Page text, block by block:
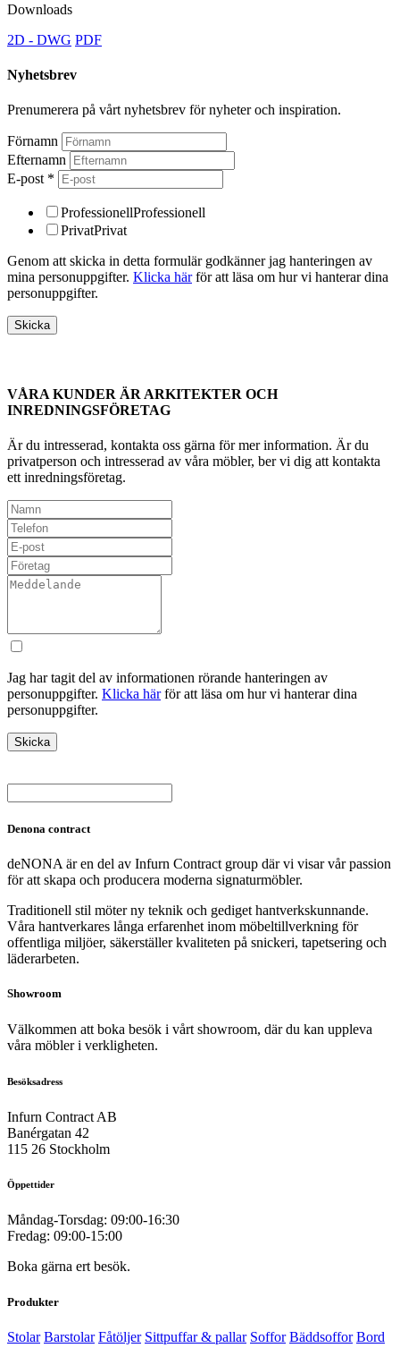
Downloads
2D - DWG PDF
Nyhetsbrev
Prenumerera på vårt nyhetsbrev för nyheter och inspiration.
Förnamn
Efternamn
E-post *
ProfessionellProfessionell
PrivatPrivat
Genom att skicka in detta formulär godkänner jag hanteringen av
mina personuppgifter. Klicka härför att läsa om hur vi hanterar dina
personuppgifter.
VÅRA KUNDER ÄR ARKITEKTER OCH
INREDNINGSFÖRETAG
Är du intresserad, kontakta oss gärna för mer information. Är du
privatperson och intresserad av våra möbler, ber vi dig att kontakta
ett inredningsföretag.
Jag har tagit del av informationen rörande hanteringen av
personuppgifter. Klicka härför att läsa om hur vi hanterar dina
personuppgifter.
Denona contract
deNONA är en del av Infurn Contract group där vi visar vår passion
för att skapa och producera moderna signaturmöbler.
Traditionell stil möter ny teknik och gediget hantverkskunnande.
Våra hantverkares långa erfarenhet inom möbeltillverkning för
offentliga miljöer, säkerställer kvaliteten på snickeri, tapetsering och
läderarbeten.
Showroom
Välkommen att boka besök i vårt showroom, där du kan uppleva
våra möbler i verkligheten.
Besöksadress
Infurn Contract AB
Banérgatan 42
115 26 Stockholm
Öppettider
Måndag-Torsdag: 09:00-16:30
Fredag: 09:00-15:00
Boka gärna ert besök.
Produkter
Stolar Barstolar Fåtöljer Sittpuffar & pallar Soffor Bäddsoffor Bord